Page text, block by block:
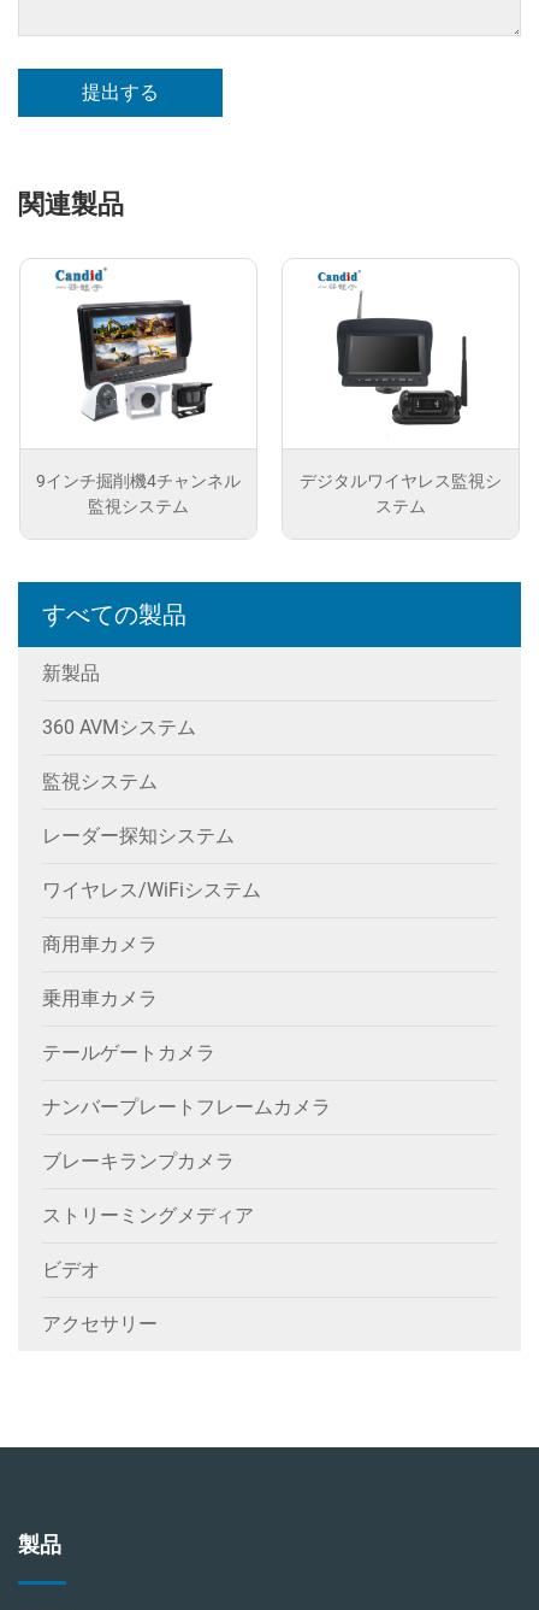
提出する
関連製品
9インチ掘削機4チャンネル
監視システム
デジタルワイヤレス監視シ
ステム
すべての製品
新製品
360 AVMシステム
監視システム
レーダー探知システム
ワイヤレス/WiFiシステム
商用車カメラ
乗用車カメラ
テールゲートカメラ
ナンバープレートフレームカメラ
ブレーキランプカメラ
ストリーミングメディア
ビデオ
アクセサリー
製品